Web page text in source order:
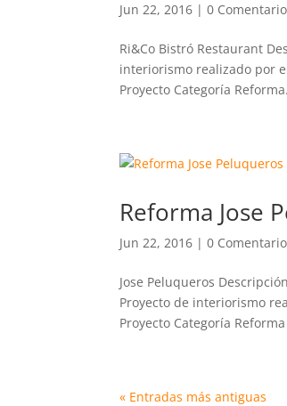
Jun 22, 2016 |0
Ri&Co Bistró Restaurant
interiorismo realizado por
Proyecto Categoría
Reforma Jose
Jun 22, 2016 |0
Jose Peluqueros
Proyecto de interiorismo
Proyecto Categoría
« Entradas más antiguas